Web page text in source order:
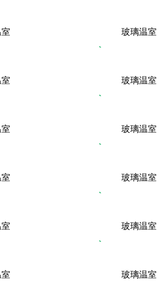
玻璃温室
玻璃温室
玻璃温室
玻璃温室
玻璃温室
玻璃温室